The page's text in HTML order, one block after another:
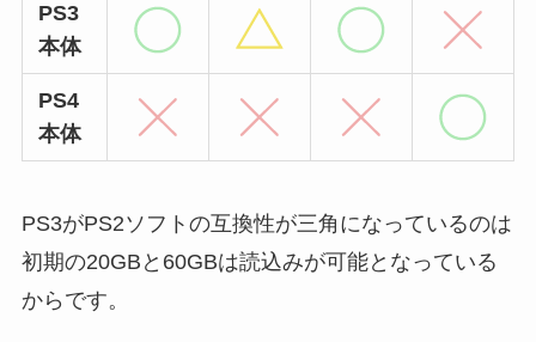
PS3
本体
PS4
本体
PS3がPS2ソフトの互換性が三角になっているのは
初期の20GBと60GBは読込みが可能となっている
からです。